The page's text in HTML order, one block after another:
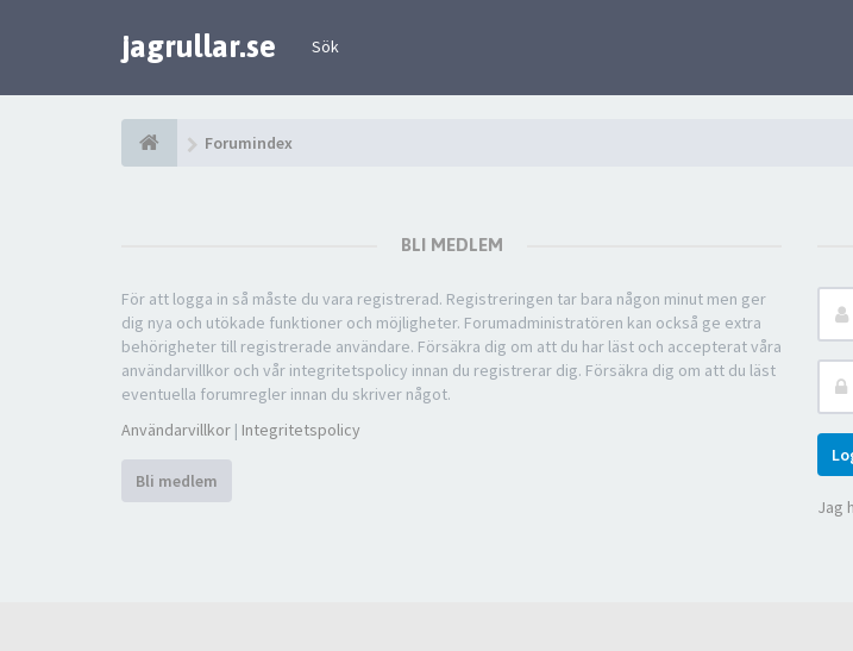
jagrullar.se Sök
Forumindex
BLI MEDLEM
För att logga in så måste du vara registrerad. Registreringen tar bara någon minut men ger
dig nya och utökade funktioner och möjligheter. Forumadministratören kan också ge extra
behörigheter till registrerade användare. Försäkra dig om att du har läst och accepterat våra
användarvillkor och vår integritetspolicy innan du registrerar dig. Försäkra dig om att du läst
eventuella forumregler innan du skriver något.
Användarvillkor | Integritetspolicy
Bli medlem
Jag